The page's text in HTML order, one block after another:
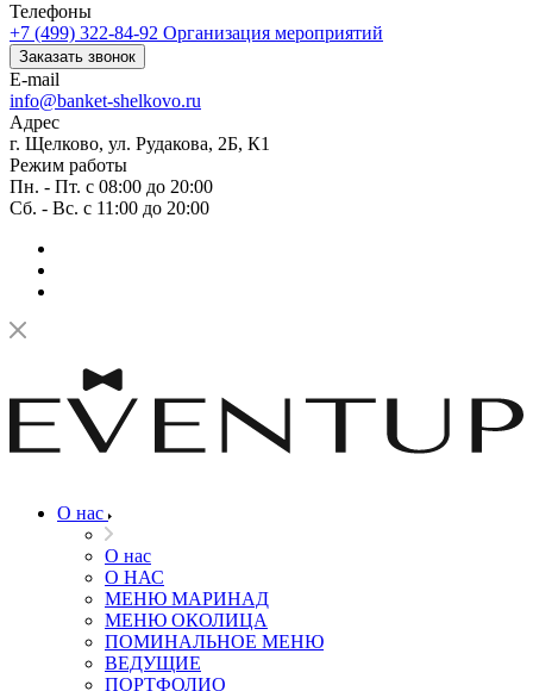
Телефоны
+7 (499) 322-84-92 Организация мероприятий
Заказать звонок
E-mail
info@banket-shelkovo.ru
Адрес
г. Щелково, ул. Рудакова, 2Б, К1
Режим работы
Пн. - Пт. с 08:00 до 20:00
Сб. - Вс. с 11:00 до 20:00
О нас
О нас
О НАС
МЕНЮ МАРИНАД
МЕНЮ ОКОЛИЦА
ПОМИНАЛЬНОЕ МЕНЮ
ВЕДУЩИЕ
ПОРТФОЛИО